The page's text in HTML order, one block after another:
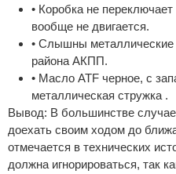
• Коробка не
вообще не двигается.
• Слышны металлические
района АКПП.
• Масло ATF черное, с
металлическая стружка .
Вывод: В большинстве
доехать своим ходом до
отмечается в технических
должна игнорироваться, так